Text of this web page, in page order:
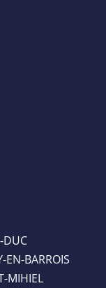
DUC
BARROIS
MIHIEL